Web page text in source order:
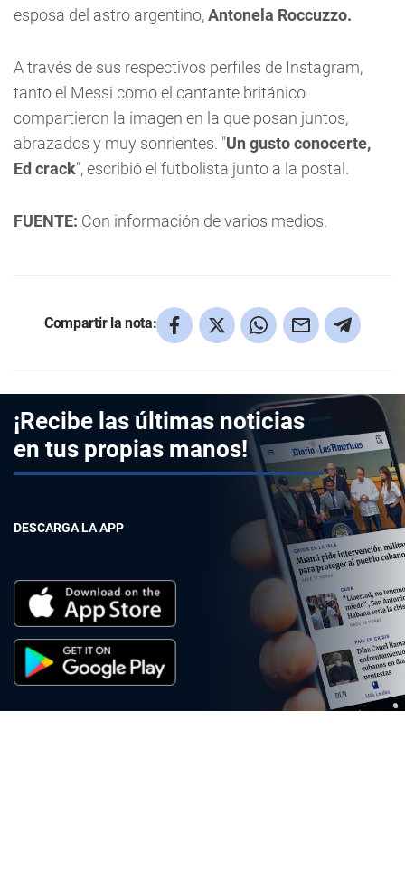
esposa del astro argentino,Antonela Roccuzzo.
A través de sus respectivos perfiles de Instagram,
tanto el Messi como el cantante británico
compartieron la imagen en la que posan juntos,
abrazados y muy sonrientes. "Un gusto conocerte,
Ed crack", escribió el futbolista junto a la postal.
FUENTE: Con información de varios medios.
Compartir la nota:
¡Recibe las últimas noticias
en tus propias manos!
DESCARGA LA APP